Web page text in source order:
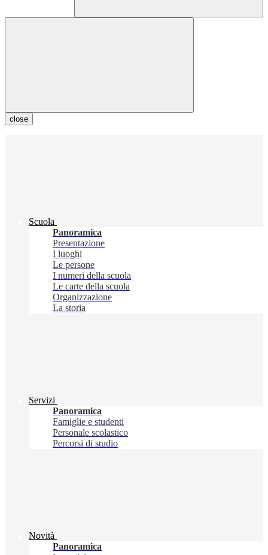
close
Scuola
Panoramica
Presentazione
I luoghi
Le persone
I numeri della scuola
Le carte della scuola
Organizzazione
La storia
Servizi
Panoramica
Famiglie e studenti
Personale scolastico
Percorsi di studio
Novità
Panoramica